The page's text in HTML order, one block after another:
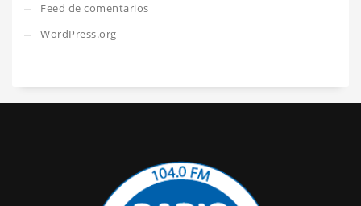
Feed de comentarios
WordPress.org